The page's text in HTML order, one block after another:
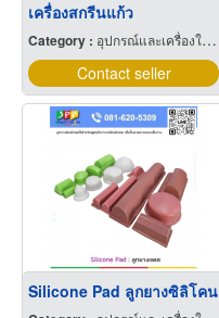
เครื่องสกรีนแก้ว
Category : อุปกรณ์และเครื่องใช้พิมพ์สกรีน
Contact seller
Silicone Pad ลูกยางซิลิโคน